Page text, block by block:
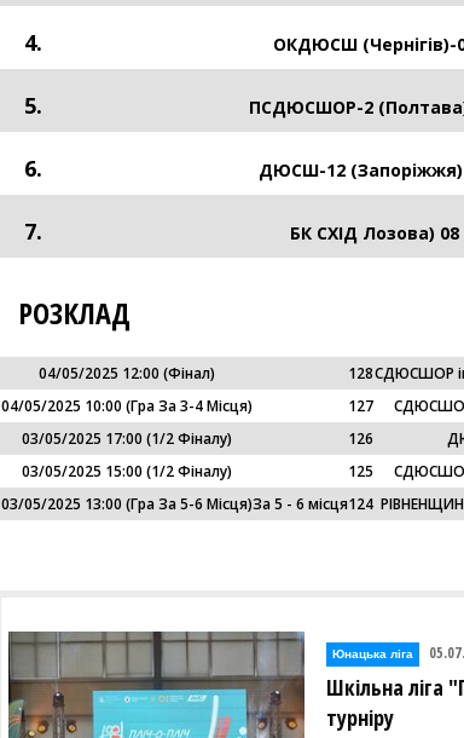
4. ОКДЮСШ (Чернігів)-
5. ПСДЮСШОР-2
6. ДЮСШ-12
7. БК СХІД Лозова) 08
РОЗКЛАД
04/05/2025 12:00 (фінал) 128СДЮСШОР
04/05/2025 10:00 (гра За 3-4 Місця) 127
03/05/2025 17:00 (1/2 Фіналу) 126
03/05/2025 15:00 (1/2 Фіналу) 125
03/05/2025 13:00 (гра За 5-6 Місця)За 5 - 6 місця124
Юнацька ліга
Шкільна ліга
турніру